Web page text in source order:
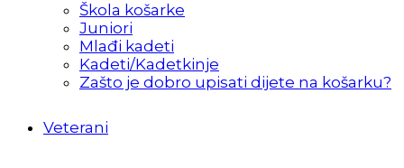
Škola košarke
Juniori
Mlađi kadeti
Kadeti/Kadetkinje
Zašto je dobro upisati dijete na košarku?
Veterani